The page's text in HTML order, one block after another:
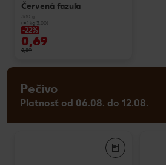
Červená fazuľa
380 g
(=1 kg 3,00)
-22%
0,69
0,89
Pečivo
Platnosť od 06.08. do 12.08.